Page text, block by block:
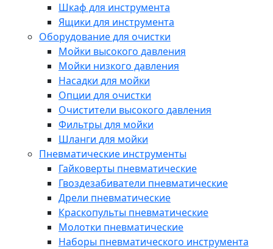
Шкаф для инструмента
Ящики для инструмента
Оборудование для очистки
Мойки высокого давления
Мойки низкого давления
Насадки для мойки
Опции для очистки
Очистители высокого давления
Фильтры для мойки
Шланги для мойки
Пневматические инструменты
Гайковерты пневматические
Гвоздезабиватели пневматические
Дрели пневматические
Краскопульты пневматические
Молотки пневматические
Наборы пневматического инструмента